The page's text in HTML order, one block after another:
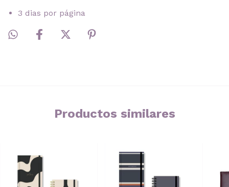
3 dias por página
Productos similares